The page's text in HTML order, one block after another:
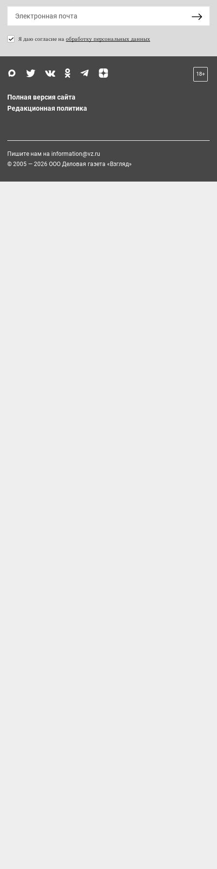
Я даю согласие на обработку персональных данных
18+
Полная версия сайта
Редакционная политика
Пишите нам на information@vz.ru
© 2005 — 2026 ООО Деловая газета «Взгляд»